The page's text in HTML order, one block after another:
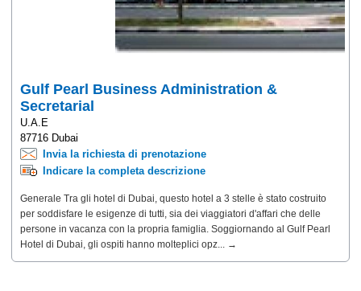
Gulf Pearl Business Administration &
Secretarial
U.A.E
87716 Dubai
Invia la richiesta di prenotazione
Indicare la completa descrizione
Generale Tra gli hotel di Dubai, questo hotel a 3 stelle è stato costruito
per soddisfare le esigenze di tutti, sia dei viaggiatori d'affari che delle
persone in vacanza con la propria famiglia. Soggiornando al Gulf Pearl
Hotel di Dubai, gli ospiti hanno molteplici opz... →